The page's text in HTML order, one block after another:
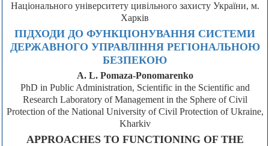
Національного університету цивільного захисту України, м.
Харків
ПІДХОДИ ДО ФУНКЦІОНУВАННЯ СИСТЕМИ
ДЕРЖАВНОГО УПРАВЛІННЯ РЕГІОНАЛЬНОЮ
БЕЗПЕКОЮ
A. L. Pomaza-Ponomarenko
PhD in Public Administration, Scientific in the Scientific and
Research Laboratory of Management in the Sphere of Civil
Protection of the National University of Civil Protection of Ukraine,
Kharkiv
APPROACHES TO FUNCTIONING OF THE